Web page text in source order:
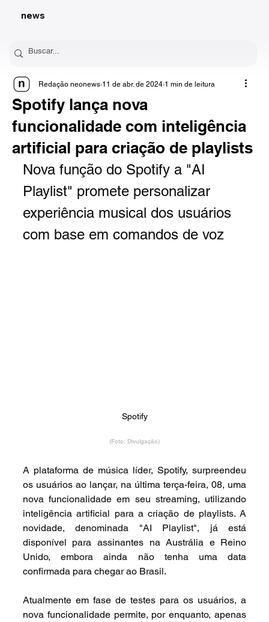
news
Spotify lança nova
funcionalidade com inteligência
artificial para criação de playlists
Redação neonews 11 de abr. de 2024 1 min de leitura
Nova função do Spotify a "AI
Playlist" promete personalizar
experiência musical dos usuários
com base em comandos de voz
Spotify
(Foto: Divulgação)
A plataforma de música líder, Spotify, surpreendeu
os usuários ao lançar, na última terça-feira, 08, uma
nova funcionalidade em seu streaming, utilizando
inteligência artificial para a criação de playlists. A
novidade, denominada "AI Playlist", já está
disponível para assinantes na Austrália e Reino
Unido, embora ainda não tenha uma data
confirmada para chegar ao Brasil.
Atualmente em fase de testes para os usuários, a
nova funcionalidade permite, por enquanto, apenas